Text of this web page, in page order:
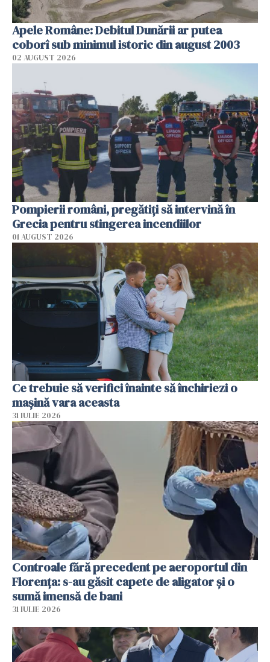
Apele Române: Debitul Dunării ar putea
coborî sub minimul istoric din august 2003
02 AUGUST 2026
Pompierii români, pregătiţi să intervină în
Grecia pentru stingerea incendiilor
01 AUGUST 2026
Ce trebuie să verifici înainte să închiriezi o
mașină vara aceasta
31 IULIE 2026
Controale fără precedent pe aeroportul din
Florența: s-au găsit capete de aligator și o
sumă imensă de bani
31 IULIE 2026